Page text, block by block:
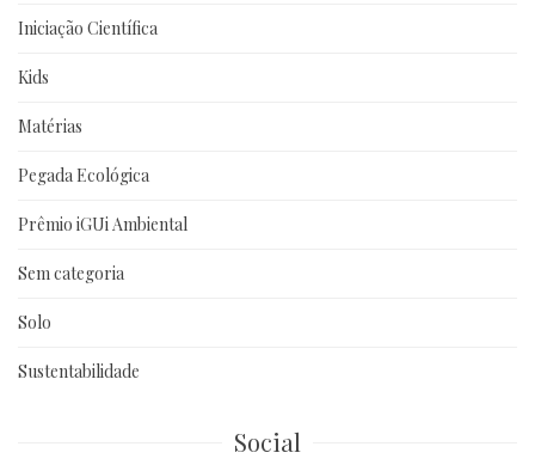
Iniciação Científica
Kids
Matérias
Pegada Ecológica
Prêmio iGUi Ambiental
Sem categoria
Solo
Sustentabilidade
Social